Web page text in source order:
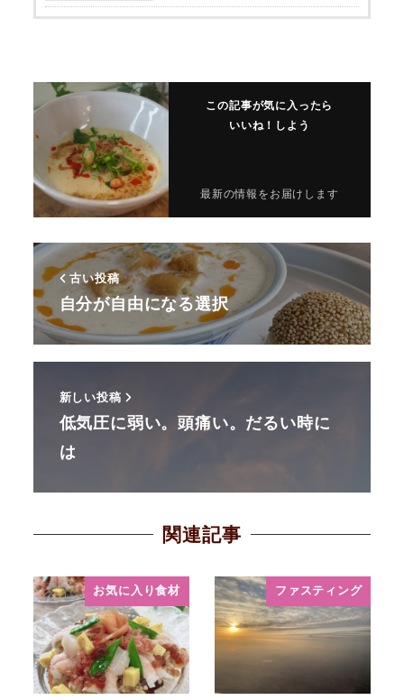
この記事が気に入ったら
いいね！しよう
最新の情報をお届けします
古い投稿
自分が自由になる選択
新しい投稿
低気圧に弱い。頭痛い。だるい時に
は
関連記事
お気に入り食材 ファスティング